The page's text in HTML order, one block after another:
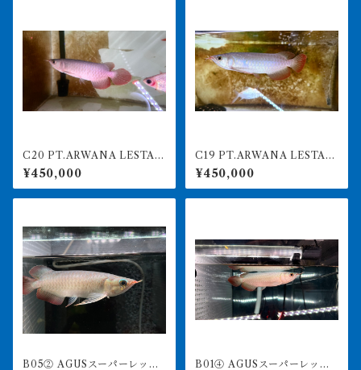
C20 PT.ARWANA LESTAR
I 最高峰紅龍 アブソリュート
レッド 18㎝前後 260-005
150 アグスファーム
¥450,000
C19 PT.ARWANA LESTARI
最高峰紅龍 アブソリュート
レッド 18㎝前後 260-005
143 アグスファーム
¥450,000
B05② AGUSスーパーレッド
B01④ AGUSスーパーレッドF